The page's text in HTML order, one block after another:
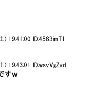
) 19:41:00 ID:4583imT1
19:43:01 ID:wsvVgZvd
すｗ